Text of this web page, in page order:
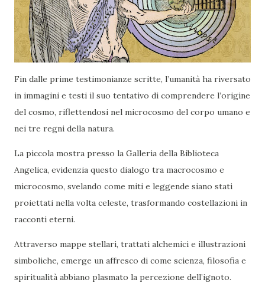
Fin dalle prime testimonianze scritte, l’umanità ha riversato
in immagini e testi il suo tentativo di comprendere l’origine
del cosmo, riflettendosi nel microcosmo del corpo umano e
nei tre regni della natura.
La piccola mostra presso la Galleria della Biblioteca
Angelica, evidenzia questo dialogo tra macrocosmo e
microcosmo, svelando come miti e leggende siano stati
proiettati nella volta celeste, trasformando costellazioni in
racconti eterni.
Attraverso mappe stellari, trattati alchemici e illustrazioni
simboliche, emerge un affresco di come scienza, filosofia e
spiritualità abbiano plasmato la percezione dell’ignoto.